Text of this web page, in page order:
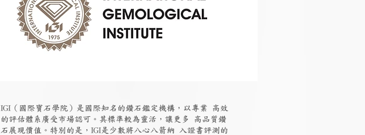
​IGI（國際寶石學院）是國際知名的鑽石鑑定機構，以專業 高效
的評估體系廣受市場認可。其標準較為靈活，讓更多 高品質鑽
石展現價值。特別的是，IGI是少數將八心八箭納 入證書評測的